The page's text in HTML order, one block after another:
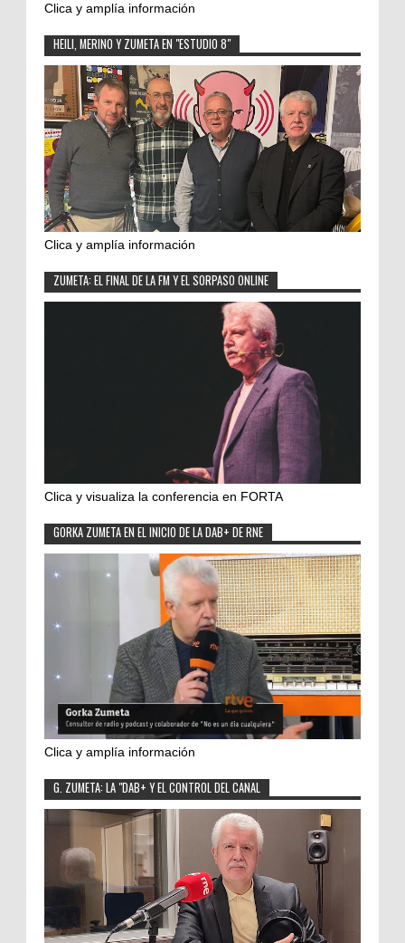
Clica y amplía información
HEILI, MERINO Y ZUMETA EN "ESTUDIO 8"
Clica y amplía información
ZUMETA: EL FINAL DE LA FM Y EL SORPASO ONLINE
Clica y visualiza la conferencia en FORTA
GORKA ZUMETA EN EL INICIO DE LA DAB+ DE RNE
Clica y amplía información
G. ZUMETA: LA "DAB+ Y EL CONTROL DEL CANAL